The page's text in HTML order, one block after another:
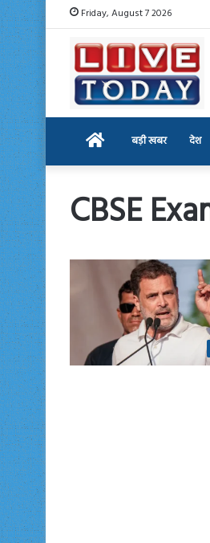
Friday, August 7 2026
Home बड़ी खबर देश
CBSE